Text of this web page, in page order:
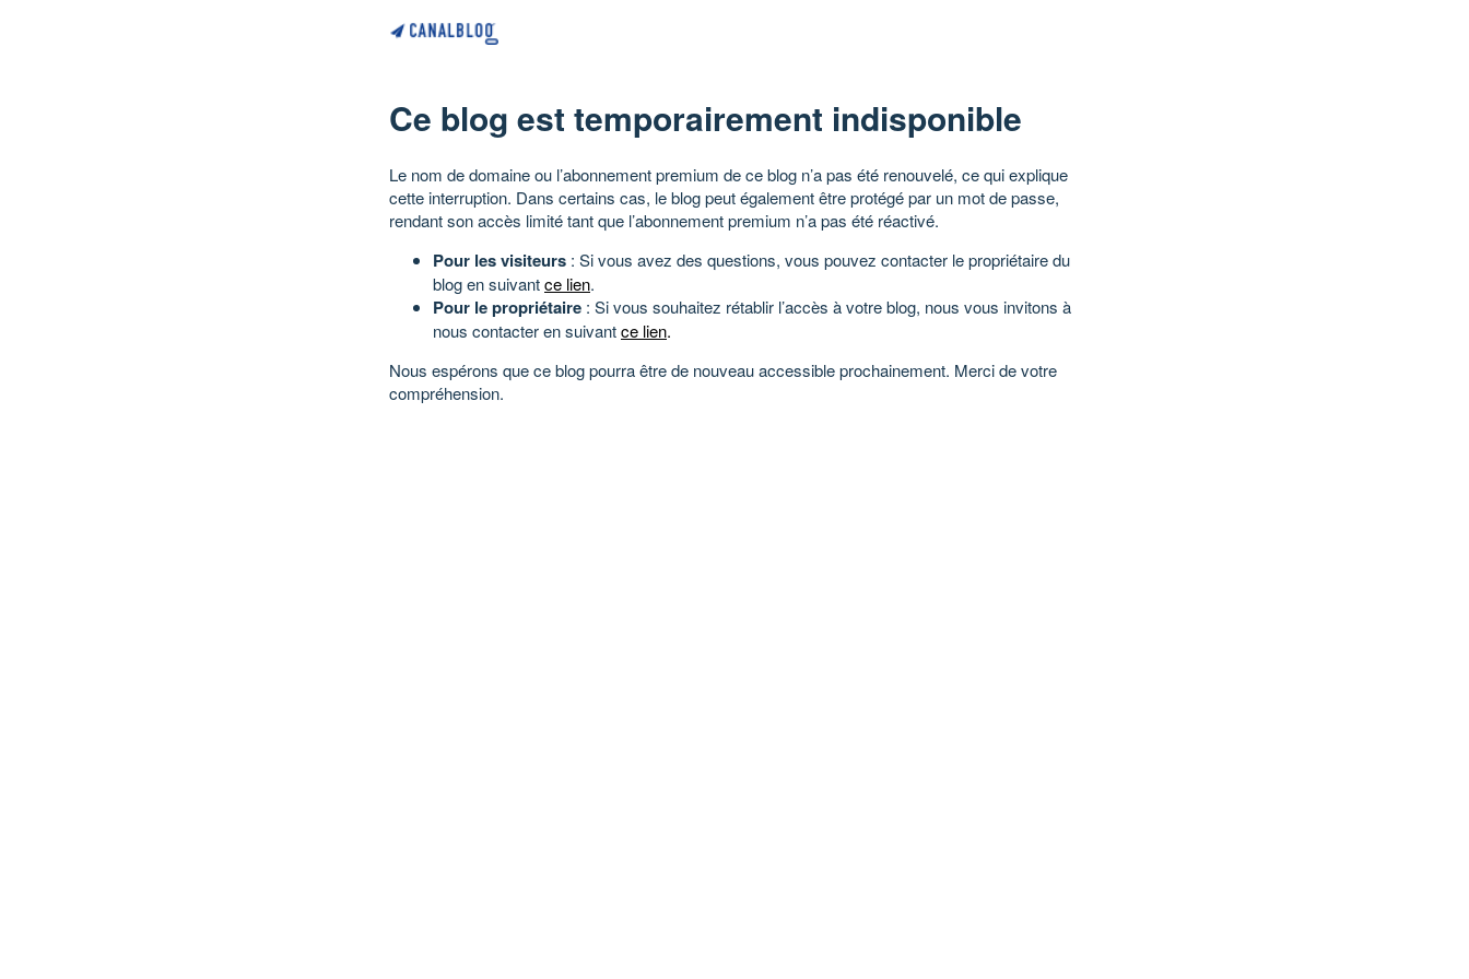
Ce blog est temporairement indisponible
Le nom de domaine ou l’abonnement premium de ce blog n’a pas été renouvelé, ce qui explique
cette interruption. Dans certains cas, le blog peut également être protégé par un mot de passe,
rendant son accès limité tant que l’abonnement premium n’a pas été réactivé.
Pour les visiteurs : Si vous avez des questions, vous pouvez contacter le propriétaire du
blog en suivantce lien.
Pour le propriétaire : Si vous souhaitez rétablir l’accès à votre blog, nous vous invitons à
nous contacter en suivantce lien.
Nous espérons que ce blog pourra être de nouveau accessible prochainement. Merci de votre
compréhension.